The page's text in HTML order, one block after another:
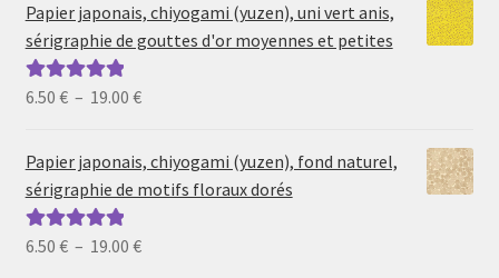
Papier japonais, chiyogami (yuzen), uni vert anis,
sérigraphie de gouttes d'or moyennes et petites
Note5.00sur
6.50 € – 19.00 €Plage
prix :
6.50 €
Papier japonais, chiyogami (yuzen), fond naturel,
sérigraphie de motifs floraux dorés
Note5.00sur
6.50 € – 19.00 €Plage